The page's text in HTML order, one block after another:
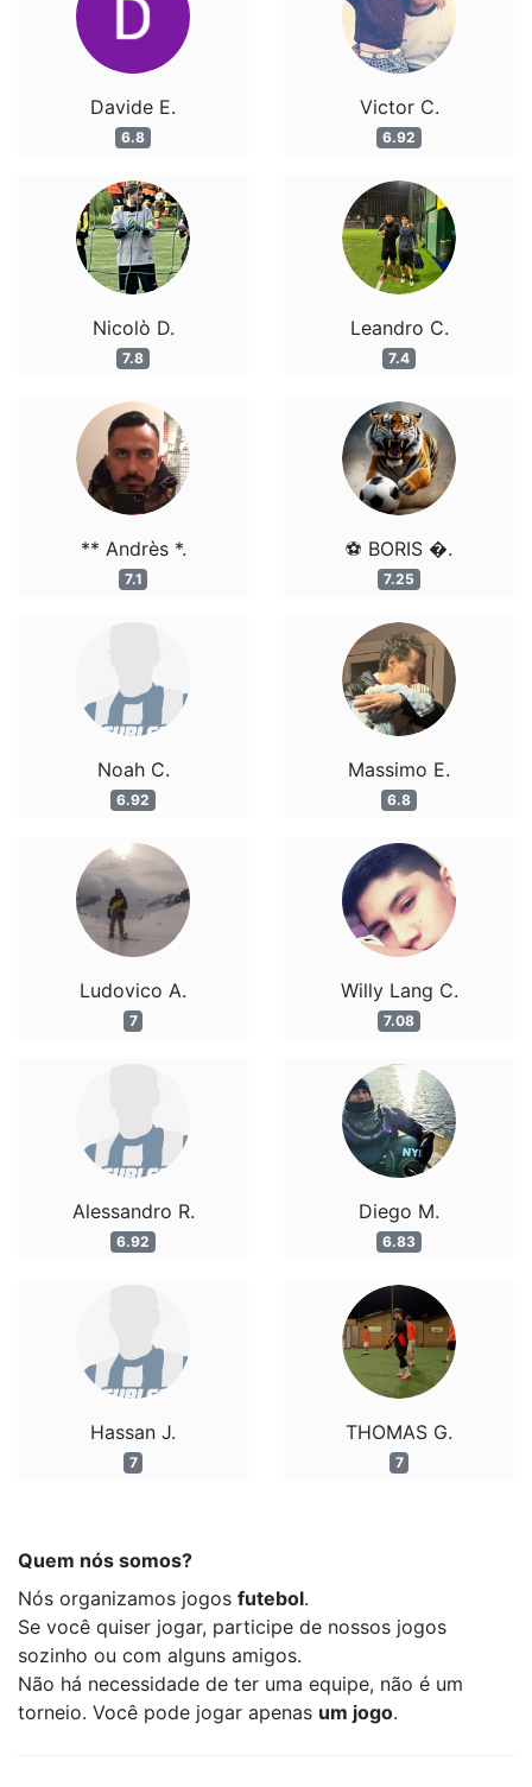
Davide E.
6.8
Nicolò D.
7.8
** Andrès *.
7.1
Noah C.
6.92
Ludovico A.
7
Alessandro R.
6.92
Hassan J.
7
Victor C.
6.92
Leandro C.
7.4
⚽️ BORIS �.
7.25
Massimo E.
6.8
Willy Lang C.
7.08
Diego M.
6.83
THOMAS G.
7
Quem nós somos?
Nós organizamos jogos futebol.
Se você quiser jogar, participe de nossos jogos
sozinho ou com alguns amigos.
Não há necessidade de ter uma equipe, não é um
torneio. Você pode jogar apenas um jogo.